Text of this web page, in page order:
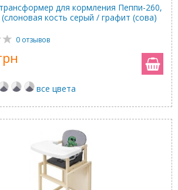
для кормления Пеппи-260,
кость серый / графит (сова)
0 отзывов
все цвета